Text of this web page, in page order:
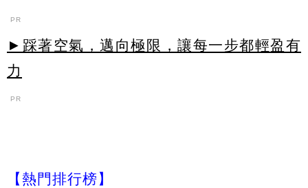
PR
►踩著空氣，邁向極限，讓每一步都輕盈有
力
PR
【熱門排行榜】